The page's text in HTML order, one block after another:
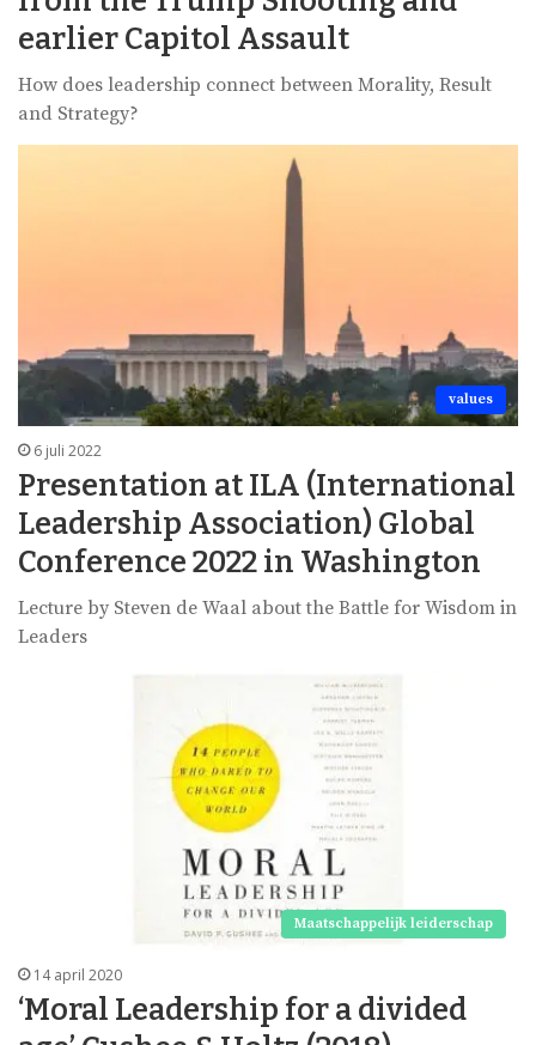
earlier Capitol Assault
How does leadership connect between Morality, Result
and Strategy?
values
6 juli 2022
Presentation at ILA (International
Leadership Association) Global
Conference 2022 in Washington
Lecture by Steven de Waal about the Battle for Wisdom in
Leaders
Maatschappelijk leiderschap
14 april 2020
‘Moral Leadership for a divided